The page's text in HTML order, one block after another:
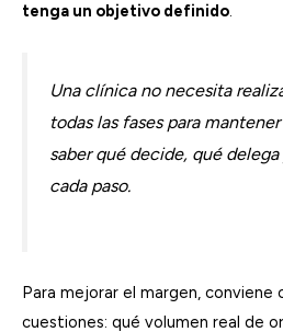
tenga un objetivo definido.
Una clínica no necesita
todas las fases para
saber qué decide, qué
cada paso.
Para mejorar el margen, conviene
cuestiones: qué volumen real de